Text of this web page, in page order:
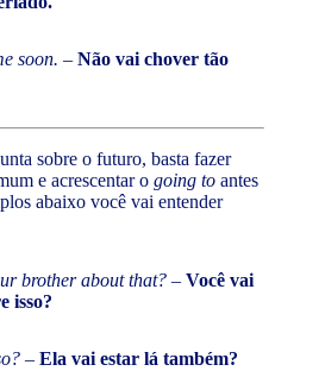
soon. – Não vai chover tão
sobre o futuro, basta fazer
e acrescentar o going to antes
abaixo você vai entender
brother about that? – Você vai
isso?
– Ela vai estar lá também?